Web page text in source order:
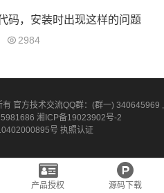
码，安装时出现这样的问题
2984
官方技术交流QQ群：(群一) 340645969 ,
湘ICP备19023902号-2
号 执照认证
产品授权 源码下载